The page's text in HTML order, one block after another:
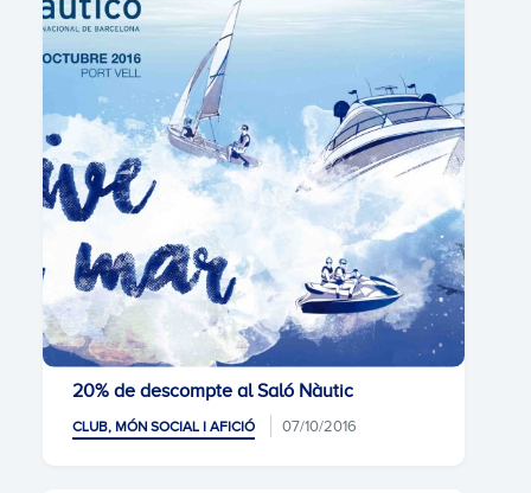
20% de descompte al Saló Nàutic
CLUB, MÓN SOCIAL I AFICIÓ 07/10/2016